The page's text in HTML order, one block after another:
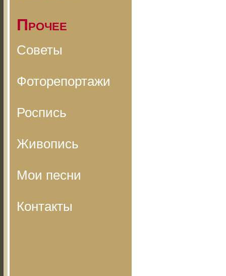
Прочее
Советы
Фоторепортажи
Роспись
Живопись
Мои песни
Контакты